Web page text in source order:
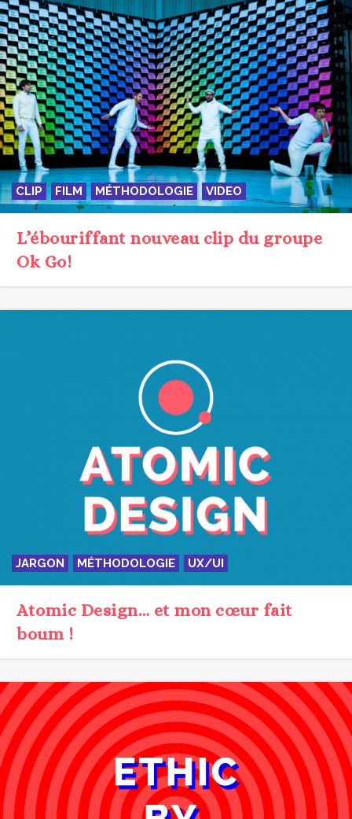
CLIP FILM MÉTHODOLOGIE VIDEO
L’ébouriffant nouveau clip du groupe
Ok Go!
JARGON MÉTHODOLOGIE UX/UI
Atomic Design… et mon cœur fait
boum !